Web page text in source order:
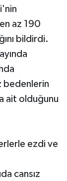
az 190
bildirdi.
bedenlerin
ait olduğunu
ezdi ve
cansız